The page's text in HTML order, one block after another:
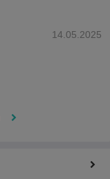
14.05.2025